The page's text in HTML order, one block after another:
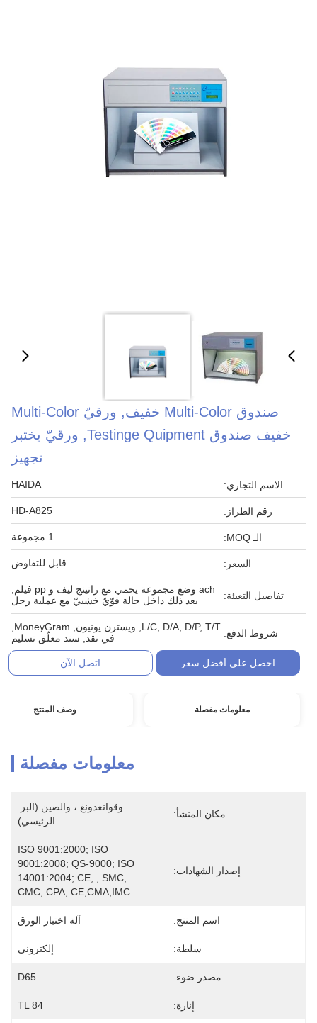
صندوق Multi-Color خفيف, ورقيّ Multi-Color
خفيف صندوق Testinge Quipment, ورقيّ يختبر
تجهيز
الاسم التجاري: HAIDA
رقم الطراز: HD-A825
الـ MOQ: 1 مجموعة
السعر: قابل للتفاوض
تفاصيل التعبئة:
ach وضع مجموعة يحمي مع راتينج ليف و pp فيلم,
بعد ذلك داخل حالة قوّيّ خشبيّ مع عملية رجل
شروط الدفع:
في نقد, سند معلّق تسليم
احصل على أفضل سعر اتصل الآن
معلومات مفصلة وصف المنتج
معلومات مفصلة
مكان المنشأ:
الرئيسي)
إصدار الشهادات:
ISO 9001:2000; ISO
9001:2008; QS-9000; ISO
14001:2004; CE, , SMC,
CMC, CPA, CE,CMA,IMC
اسم المنتج: آلة اختبار الورق
سلطة: إلكتروني
مصدر ضوء: D65
إنارة: TL 84